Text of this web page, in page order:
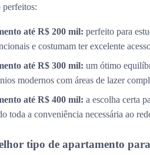
perfeitos:
até R$ 200 mil: perfeito para
e costumam ter excelente
até R$ 300 mil: um ótimo
modernos com áreas de lazer
até R$ 400 mil: a escolha certa
toda a conveniência necessária ao
tipo de apartamento para